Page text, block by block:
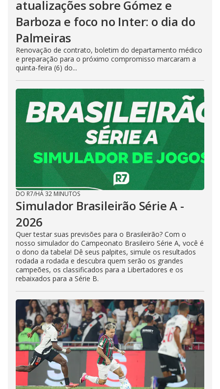
atualizações sobre Gómez e
Barboza e foco no Inter: o dia do
Palmeiras
Renovação de contrato, boletim do departamento médico
e preparação para o próximo compromisso marcaram a
quinta-feira (6) do...
DO R7/HÁ 32 MINUTOS
Simulador Brasileirão Série A -
2026
Quer testar suas previsões para o Brasileirão? Com o
nosso simulador do Campeonato Brasileiro Série A, você é
o dono da tabela! Dê seus palpites, simule os resultados
rodada a rodada e descubra quem serão os grandes
campeões, os classificados para a Libertadores e os
rebaixados para a Série B.